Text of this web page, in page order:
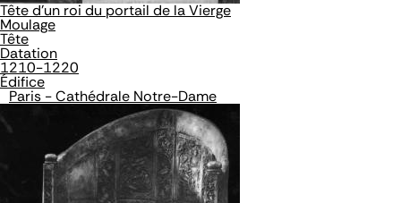
Tête d'un roi du portail de la Vierge
Moulage
Tête
Datation
1210-1220
Édifice
Paris - Cathédrale Notre-Dame